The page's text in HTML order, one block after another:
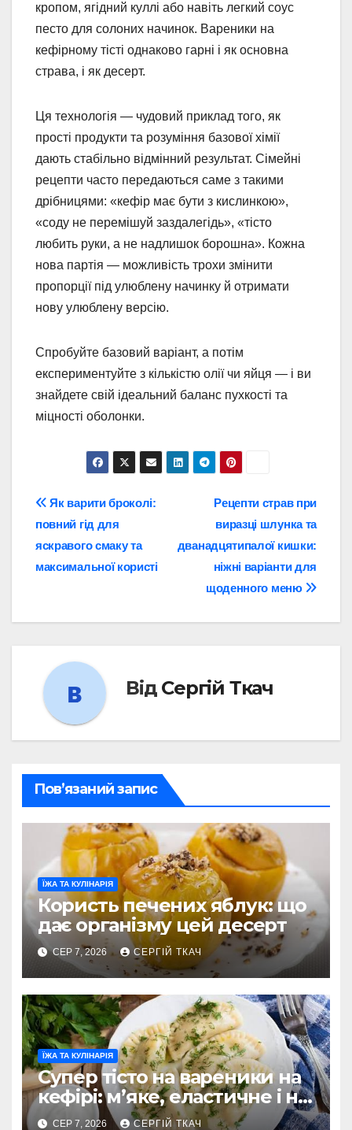
кропом, ягідний куллі або навіть легкий соус
песто для солоних начинок. Вареники на
кефірному тісті однаково гарні і як основна
страва, і як десерт.
Ця технологія — чудовий приклад того, як
прості продукти та розуміння базової хімії
дають стабільно відмінний результат. Сімейні
рецепти часто передаються саме з такими
дрібницями: «кефір має бути з кислинкою»,
«соду не перемішуй заздалегідь», «тісто
любить руки, а не надлишок борошна». Кожна
нова партія — можливість трохи змінити
пропорції під улюблену начинку й отримати
нову улюблену версію.
Спробуйте базовий варіант, а потім
експериментуйте з кількістю олії чи яйця — і ви
знайдете свій ідеальний баланс пухкості та
міцності оболонки.
Навігація
записів
Рецепти страв при
виразці шлунка та
дванадцятипалої кишки:
ніжні варіанти для
щоденного меню
Як варити броколі:
повний гід для
яскравого смаку та
максимальної користі
Від Сергій Ткач
Пов’язаний запис
ЇЖА ТА КУЛІНАРІЯ
Користь печених яблук: що
дає організму цей десерт
СЕР 7, 2026 СЕРГІЙ ТКАЧ
ЇЖА ТА КУЛІНАРІЯ
Супер тісто на вареники на
кефірі: м’яке, еластичне і не
рветься
СЕР 7, 2026 СЕРГІЙ ТКАЧ